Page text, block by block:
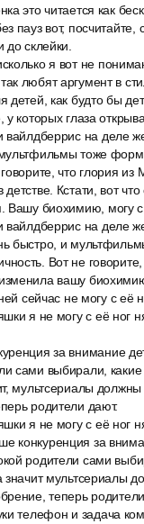
это читается как
пауз вот, посчитайте,
до склейки.
я вот не
любят аргумент в
детей, как будто бы
у которых глаза
на деле
тоже
что глория из
Кстати, вот
Вашу биохимию, могу с
на деле
быстро, и
Вот не говорите,
вашу биохимию
сейчас не могу с её
я не могу с её ног
за внимание
сами выбирали, какие
мультсериалы
родители дают.
я не могу с её ног
конкуренция за
родители сами
значит мультсериалы
теперь
телефон и задача